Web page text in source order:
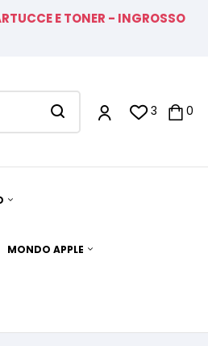
E TONER - INGROSSO
3 0
MONDO APPLE